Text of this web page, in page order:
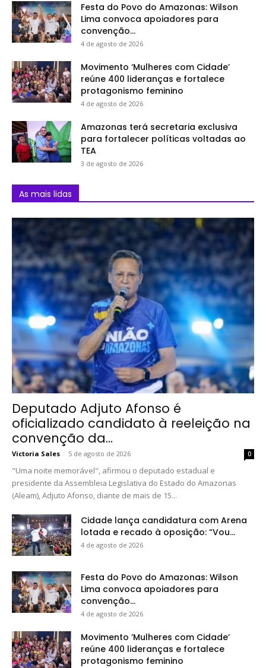
Festa do Povo do Amazonas: Wilson
Lima convoca apoiadores para
convenção...
4 de agosto de 2026
Movimento ‘Mulheres com Cidade’
reúne 400 lideranças e fortalece
protagonismo feminino
4 de agosto de 2026
Amazonas terá secretaria exclusiva
para fortalecer políticas voltadas ao
TEA
3 de agosto de 2026
As mais lidas
Deputado Adjuto Afonso é
oficializado candidato à reeleição na
convenção da...
Victoria Sales - 5 de agosto de 2026 0
"Uma noite memorável", afirmou o deputado estadual e
presidente da Assembleia Legislativa do Estado do Amazonas
(Aleam), Adjuto Afonso, diante de mais de 15...
Cidade lança candidatura com Arena
lotada e recado à oposição: “Vou...
4 de agosto de 2026
Festa do Povo do Amazonas: Wilson
Lima convoca apoiadores para
convenção...
4 de agosto de 2026
Movimento ‘Mulheres com Cidade’
reúne 400 lideranças e fortalece
protagonismo feminino